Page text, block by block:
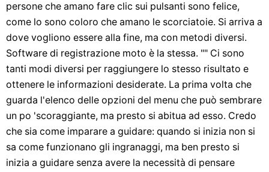
persone che amano fare clic sui pulsanti sono felice,
come lo sono coloro che amano le scorciatoie. Si arriva a
dove vogliono essere alla fine, ma con metodi diversi.
Software di registrazione moto è la stessa. "" Ci sono
tanti modi diversi per raggiungere lo stesso risultato e
ottenere le informazioni desiderate. La prima volta che
guarda l'elenco delle opzioni del menu che può sembrare
un po 'scoraggiante, ma presto si abitua ad esso. Credo
che sia come imparare a guidare: quando si inizia non si
sa come funzionano gli ingranaggi, ma ben presto si
inizia a guidare senza avere la necessità di pensare